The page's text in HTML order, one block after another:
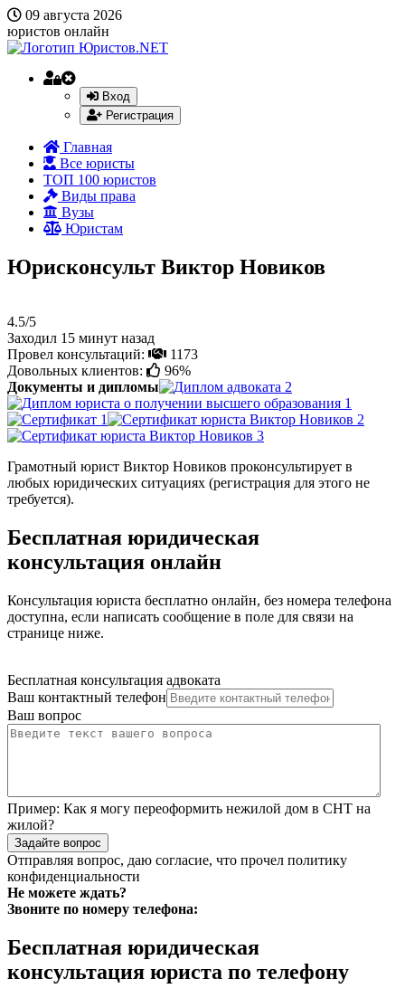
09 августа 2026
юристов онлайн
Вход
Регистрация
Главная
Все юристы
ТОП 100 юристов
Виды права
Вузы
Юристам
Юрисконсульт Виктор Новиков
4.5/5
Заходил 15 минут назад
Провел консультаций:
1173
Довольных клиентов:
96%
Документы и дипломы
Грамотный юрист Виктор Новиков проконсультирует в
любых юридических ситуациях (регистрация для этого не
требуется).
Бесплатная юридическая
консультация онлайн
Консультация юриста бесплатно онлайн, без номера телефона
доступна, если написать сообщение в поле для связи на
странице ниже.
Бесплатная консультация адвоката
Ваш контактный телефон
Ваш вопрос
Пример: Как я могу переоформить нежилой дом в СНТ на
жилой?
Задайте вопрос
Отправляя вопрос, даю согласие, что прочел политику
конфиденциальности
Не можете ждать?
Звоните по номеру телефона:
Бесплатная юридическая
консультация юриста по телефону